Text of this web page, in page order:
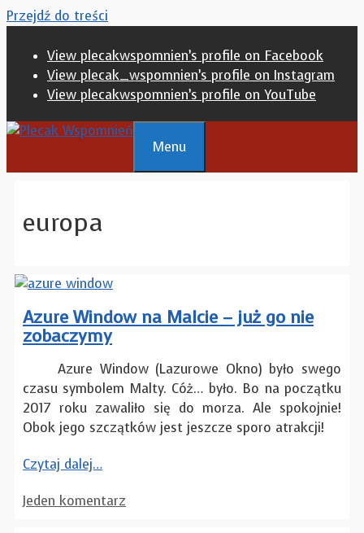
Przejdź do treści
View plecakwspomnien’s profile on Facebook
View plecak_wspomnien’s profile on Instagram
View plecakwspomnien’s profile on YouTube
Menu
europa
Azure Window na Malcie – już go nie
zobaczymy
Azure Window (Lazurowe Okno) było swego
czasu symbolem Malty. Cóż… było. Bo na początku
2017 roku zawaliło się do morza. Ale spokojnie!
Obok jego szczątków jest jeszcze sporo atrakcji!
Czytaj dalej…
Jeden komentarz